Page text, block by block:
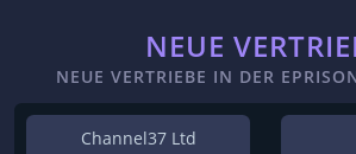
NEUE
NEUE VERTRIEBE IN DER
Channel37 Ltd